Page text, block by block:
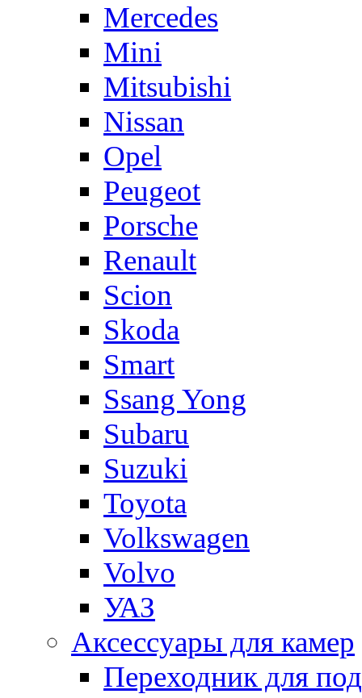
Mercedes
Mini
Mitsubishi
Nissan
Opel
Peugeot
Porsche
Renault
Scion
Skoda
Smart
Ssang Yong
Subaru
Suzuki
Toyota
Volkswagen
Volvo
УАЗ
Аксессуары для камер
Переходник для